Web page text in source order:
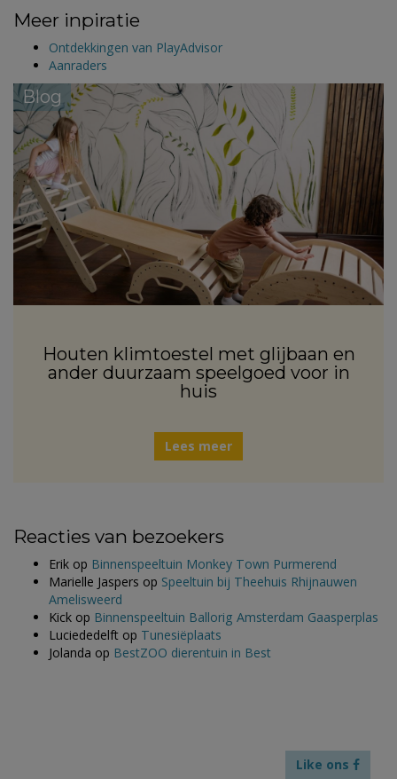
Meer inpiratie
Ontdekkingen van PlayAdvisor
Aanraders
Blog
Houten klimtoestel met glijbaan en
ander duurzaam speelgoed voor in
huis
Lees meer
Reacties van bezoekers
Erik op Binnenspeeltuin Monkey Town Purmerend
Marielle Jaspers op Speeltuin bij Theehuis Rhijnauwen
Amelisweerd
Kick op Binnenspeeltuin Ballorig Amsterdam Gaasperplas
Luciededelft op Tunesiëplaats
Jolanda op BestZOO dierentuin in Best
Like ons